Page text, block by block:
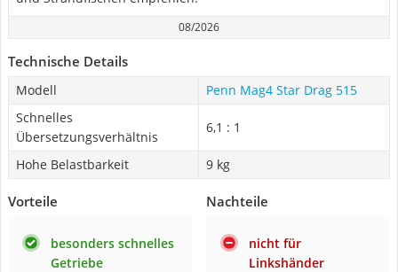
08/2026
Technische Details
Modell
Penn Mag4 Star Drag 515
Schnelles
Übersetzungsverhältnis
6,1 : 1
Hohe Belastbarkeit 9 kg
Vorteile
besonders schnelles
Getriebe
Nachteile
nicht für
Linkshänder